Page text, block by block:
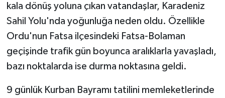
kala dönüş yoluna çıkan vatandaşlar, Karadeniz
Sahil Yolu'nda yoğunluğa neden oldu. Özellikle
Ordu'nun Fatsa ilçesindeki Fatsa-Bolaman
geçişinde trafik gün boyunca aralıklarla yavaşladı,
bazı noktalarda ise durma noktasına geldi.
9 günlük Kurban Bayramı tatilini memleketlerinde
Siyaset
Sokak Hayvanlarını Sahiplendirme
Spor